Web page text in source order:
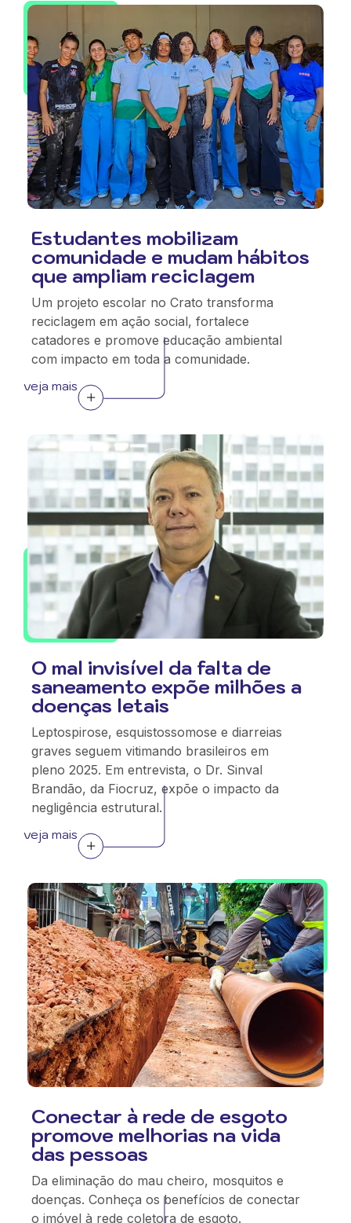
Estudantes mobilizam
comunidade e mudam hábitos
que ampliam reciclagem
Um projeto escolar no Crato transforma
reciclagem em ação social, fortalece
catadores e promove educação ambiental
com impacto em toda a comunidade.
veja mais
O mal invisível da falta de
saneamento expõe milhões a
doenças letais
Leptospirose, esquistossomose e diarreias
graves seguem vitimando brasileiros em
pleno 2025. Em entrevista, o Dr. Sinval
Brandão, da Fiocruz, expõe o impacto da
negligência estrutural.
veja mais
Conectar à rede de esgoto
promove melhorias na vida
das pessoas
Da eliminação do mau cheiro, mosquitos e
doenças. Conheça os benefícios de conectar
o imóvel à rede coletora de esgoto.